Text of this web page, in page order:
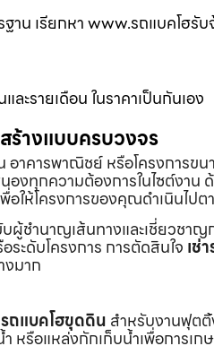
น เรียกหา www.รถแบคโฮรั
ะรายเดือน ในราคาเป็นกันเอง
ร้างแบบครบวงจร
อาคารพาณิชย์ หรือโครงการข
องทุกความต้องการในไซต์งา
ให้โครงการของคุณดำเนินไป
ผู้ชำนาญเส้นทางและเชี่ยวชาญ
ระดับโครงการ การตัดสินใจ เช่
งมาก
รถแบคโฮขุดดิน สำหรับงานฟุตติ้
หรือแหล่งกักเก็บน้ำเพื่อการเ